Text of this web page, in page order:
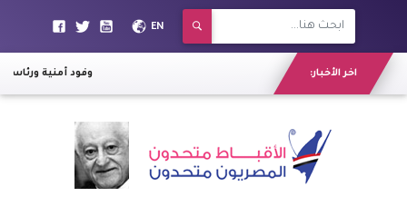
EN
اخر الأخبار: وفود أمنية